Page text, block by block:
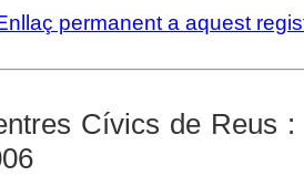
permanent a aquest
Cívics de Reus